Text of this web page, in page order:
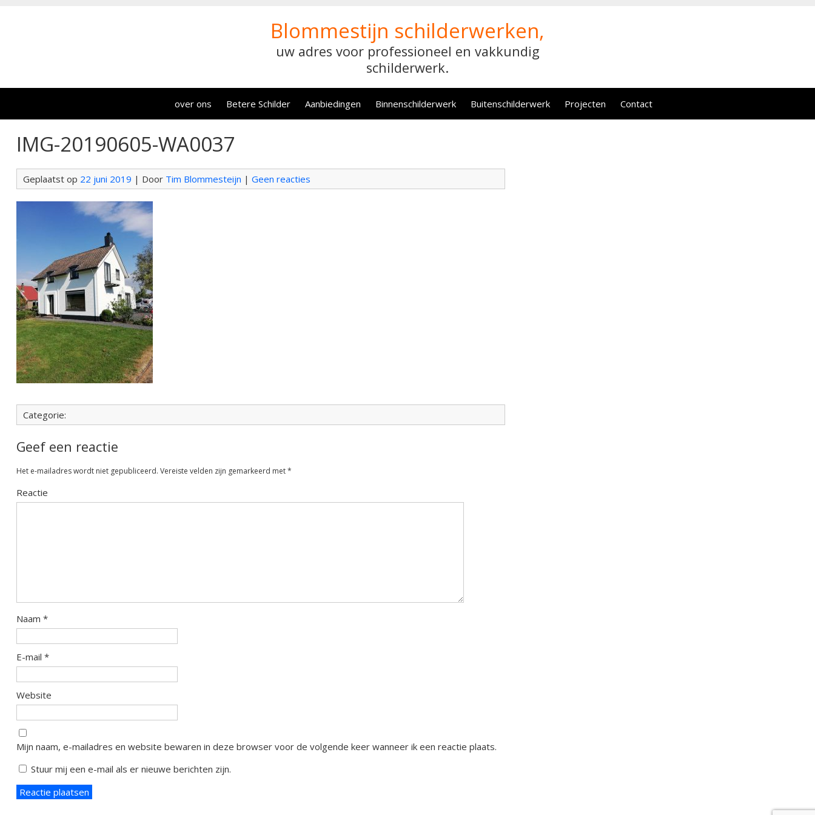
Blommestijn schilderwerken,
uw adres voor professioneel en vakkundig
schilderwerk.
over ons Betere Schilder Aanbiedingen Binnenschilderwerk Buitenschilderwerk Projecten Contact
IMG-20190605-WA0037
Geplaatst op 22 juni 2019 | Door Tim Blommesteijn | Geen reacties
Categorie:
Geef een reactie
Het e-mailadres wordt niet gepubliceerd. Vereiste velden zijn gemarkeerd met*
Reactie
Naam *
E-mail *
Website
Mijn naam, e-mailadres en website bewaren in deze browser voor de volgende keer wanneer ik een reactie plaats.
Stuur mij een e-mail als er nieuwe berichten zijn.